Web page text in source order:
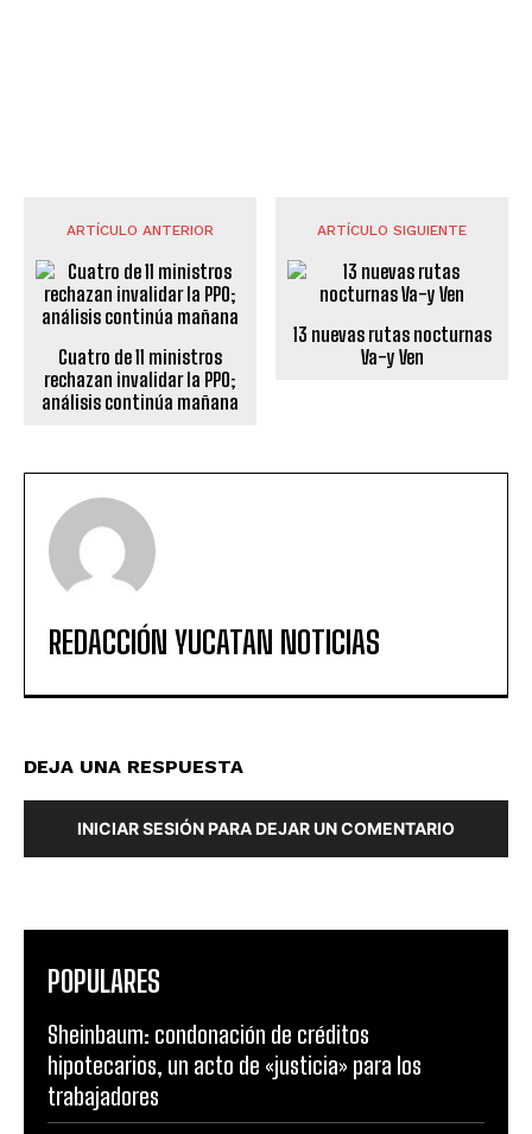
ARTÍCULO ANTERIOR
Cuatro de 11 ministros
rechazan invalidar la PPO;
análisis continúa mañana
ARTÍCULO SIGUIENTE
13 nuevas rutas nocturnas
Va-y Ven
REDACCIÓN YUCATAN NOTICIAS
DEJA UNA RESPUESTA
INICIAR SESIÓN PARA DEJAR UN COMENTARIO
POPULARES
Sheinbaum: condonación de créditos
hipotecarios, un acto de «justicia» para los
trabajadores